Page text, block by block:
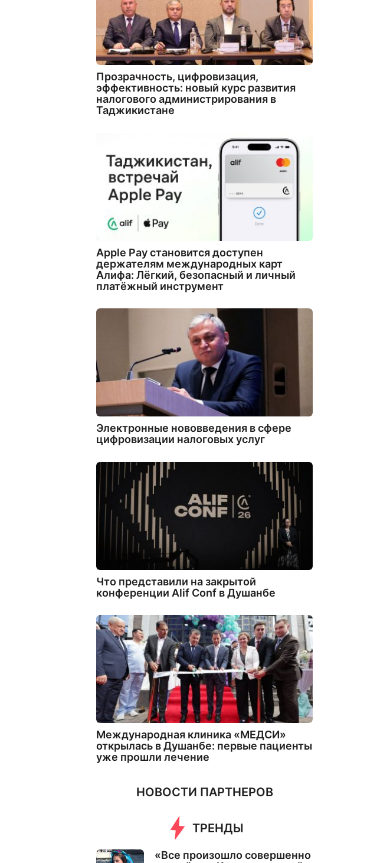
Прозрачность, цифровизация,
эффективность: новый курс развития
налогового администрирования в
Таджикистане
Apple Pay становится доступен
держателям международных карт
Алифа: Лёгкий, безопасный и личный
платёжный инструмент
Электронные нововведения в сфере
цифровизации налоговых услуг
Что представили на закрытой
конференции Alif Conf в Душанбе
Международная клиника «МЕДСИ»
открылась в Душанбе: первые пациенты
уже прошли лечение
НОВОСТИ ПАРТНЕРОВ
ТРЕНДЫ
«Все произошло совершенно